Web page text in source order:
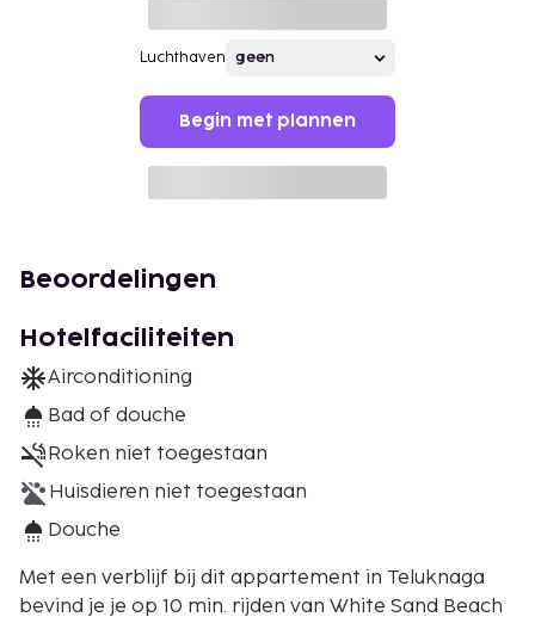
Luchthaven
Begin met plannen
Beoordelingen
Hotelfaciliteiten
Airconditioning
Bad of douche
Roken niet toegestaan
Huisdieren niet toegestaan
Douche
Met een verblijf bij dit appartement in Teluknaga
bevind je je op 10 min. rijden van White Sand Beach